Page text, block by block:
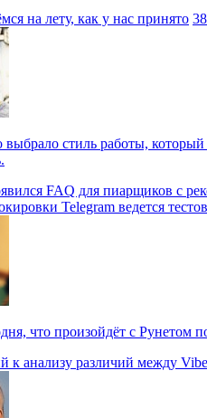
на лету, как у нас принято 38
выбрало стиль работы,
FAQ для пиарщиков с
Telegram ведется
что произойдёт с Рунетом
к анализу различий между